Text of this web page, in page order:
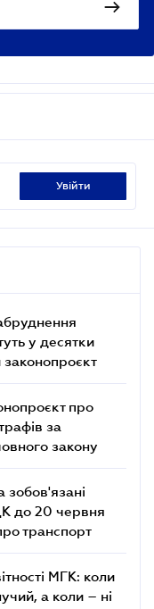
увійти
у десятки
законопроєкт
про
за
закону
зобов'язані
до 20 червня
транспорт
МГК: коли
а коли – ні